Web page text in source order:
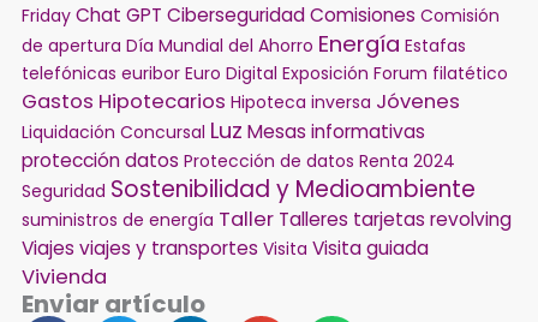
Friday Chat GPT CiberseguridadComisiones Comisión
de apertura Día Mundial del Ahorro Energía Estafas
telefónicas euribor Euro Digital Exposición Forum filatético
Gastos Hipotecarios Hipoteca inversa Jóvenes
Liquidación Concursal Luz Mesas informativas
protección datos Protección de datos Renta 2024
Seguridad Sostenibilidad y Medioambiente
suministros de energía Taller Talleres tarjetas revolving
Viajes viajes y transportes Visita Visita guiada
Vivienda
Enviar artículo